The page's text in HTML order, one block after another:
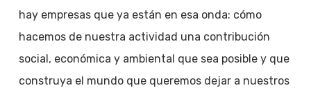
hay empresas que ya están en esa onda: cómo
hacemos de nuestra actividad una contribución
social, económica y ambiental que sea posible y que
construya el mundo que queremos dejar a nuestros